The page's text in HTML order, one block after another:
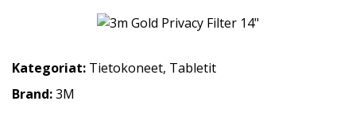
Kategoriat: Tietokoneet, Tabletit
Brand:3M